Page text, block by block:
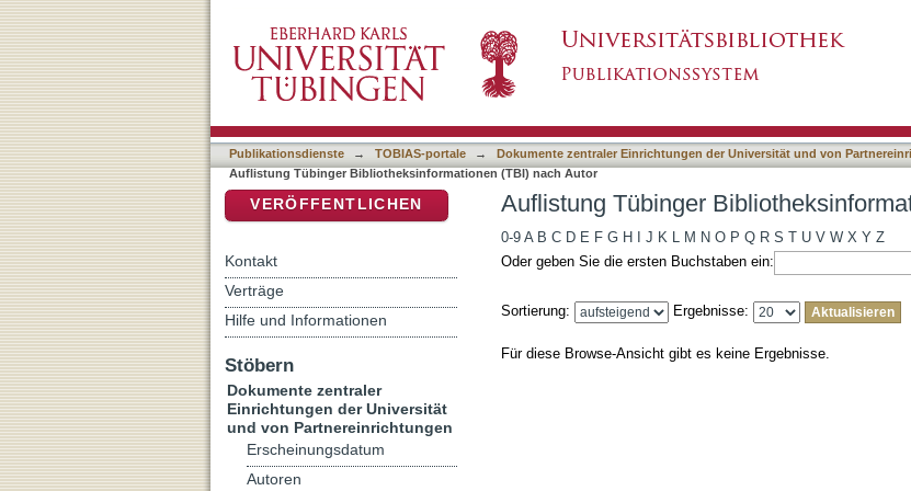
Publikationsdienste → TOBIAS-portale → Dokumente zentraler Einrichtungen der Universität und von
Auflistung Tübinger Bibliotheksinformationen (TBI) nach Autor
Auflistung Tübinger
0-9 A B C D E F G H J K L M N O P Q R S T U V W X Y Z
Oder geben Sie die ersten Buchstaben ein:
Sortierung: Ergebnisse:
Für diese Browse-Ansicht gibt es keine Ergebnisse.
VERÖFFENTLICHEN
Kontakt
Verträge
Hilfe und Informationen
Stöbern
Dokumente zentraler
Einrichtungen der Universität
und von Partnereinrichtungen
Erscheinungsdatum
Autoren